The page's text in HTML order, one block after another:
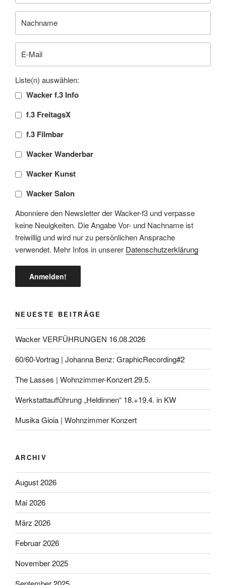
Liste(n) auswählen:
Wacker f.3 Info
f.3 FreitagsX
f.3 Filmbar
Wacker Wanderbar
Wacker Kunst
Wacker Salon
Abonniere den Newsletter der Wacker-f3 und verpasse
keine Neuigkeiten. Die Angabe Vor- und Nachname ist
freiwillig und wird nur zu persönlichen Ansprache
verwendet. Mehr Infos in unserer Datenschutzerklärung
NEUESTE BEITRÄGE
Wacker VERFÜHRUNGEN 16.08.2026
60/60-Vortrag | Johanna Benz: GraphicRecording#2
The Lasses | Wohnzimmer-Konzert 29.5.
Werkstattaufführung „Heldinnen“ 18.+19.4. in KW
Musika Gioia | Wohnzimmer Konzert
ARCHIV
August 2026
Mai 2026
März 2026
Februar 2026
November 2025